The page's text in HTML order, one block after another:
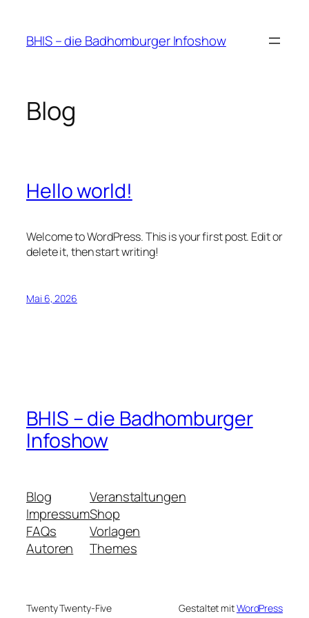
springen
BHIS – die Badhomburger Infoshow
Blog
Hello world!
Welcome to WordPress. This is your first post. Edit or
delete it, then start writing!
Mai 6, 2026
BHIS – die Badhomburger
Infoshow
Blog
Impressum
FAQs
Autoren
Veranstaltungen
Shop
Vorlagen
Themes
Twenty Twenty-Five Gestaltet mitWordPress